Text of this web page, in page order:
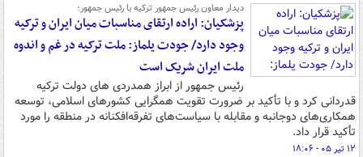
دیدار معاون رئیس جمهور ترکیه با رئیس جمهور؛
پزشکیان: اراده ارتقای مناسبات میان ایران و ترکیه
وجود دارد/ جودت یلماز: ملت ترکیه در غم و اندوه
ملت ایران شریک است
رئیس جمهور از ابراز همدردی های دولت ترکیه
قدردانی کرد و با تأکید بر ضرورت تقویت همگرایی کشورهای اسلامی، توسعه
همکاری‌های دوجانبه و مقابله با سیاست‌های تفرقه‌افکنانه در منطقه را مورد
تأکید قرار داد.
۱۲ تیر ۰۵ - ۱۸:۰۶